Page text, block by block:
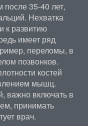
35-40 лет,
Нехватка
к развитию
имеет ряд
переломы, в
позвонков.
костей
мышц.
важно включать в
принимать
врач.